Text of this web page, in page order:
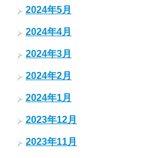
2024年5月
2024年4月
2024年3月
2024年2月
2024年1月
2023年12月
2023年11月